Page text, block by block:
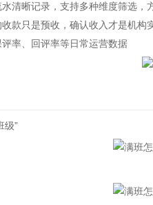
晰记录，支持多种维度筛选，
只是预收，确认收入才是机构
率、回评率等日常运营数据
”